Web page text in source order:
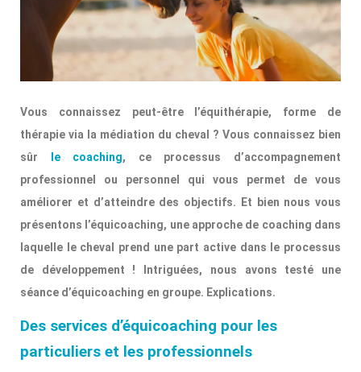
Vous connaissez peut-être l’équithérapie, forme de
thérapie via la médiation du cheval ? Vous connaissez bien
sûr
le coaching, ce processus d’accompagnement
professionnel ou personnel qui vous permet de vous
améliorer et d’atteindre des objectifs. Et bien nous vous
présentons l’équicoaching, une approche de coaching dans
laquelle le cheval prend une part active dans le processus
de développement ! Intriguées, nous avons testé une
séance d’équicoaching en groupe. Explications.
Des services d’équicoaching pour les
particuliers et les professionnels